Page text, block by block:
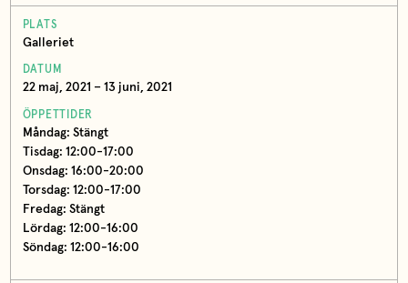
PLATS
Galleriet
DATUM
22 maj, 2021 – 13 juni, 2021
ÖPPETTIDER
Måndag: Stängt
Tisdag: 12:00-17:00
Onsdag: 16:00-20:00
Torsdag: 12:00-17:00
Fredag: Stängt
Lördag: 12:00-16:00
Söndag: 12:00-16:00